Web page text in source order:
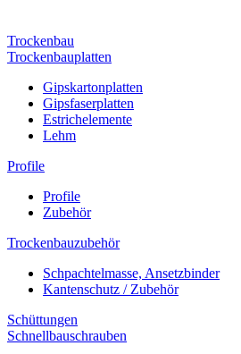
Trockenbau
Trockenbauplatten
Gipskartonplatten
Gipsfaserplatten
Estrichelemente
Lehm
Profile
Profile
Zubehör
Trockenbauzubehör
Schpachtelmasse, Ansetzbinder
Kantenschutz / Zubehör
Schüttungen
Schnellbauschrauben